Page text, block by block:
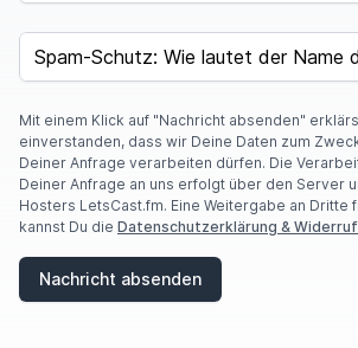
SPAM CAPTCHA
Mit einem Klick auf "Nachricht absenden"
einverstanden, dass wir Deine Daten zum
Deiner Anfrage verarbeiten dürfen. Die
Deiner Anfrage an uns erfolgt über den Server
Hosters LetsCast.fm. Eine Weitergabe an Dritte
kannst Du die Datenschutzerklärung &
Nachricht absenden